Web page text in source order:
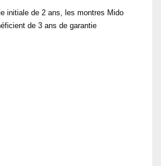
initiale de 2 ans, les montres Mido
de 3 ans de garantie